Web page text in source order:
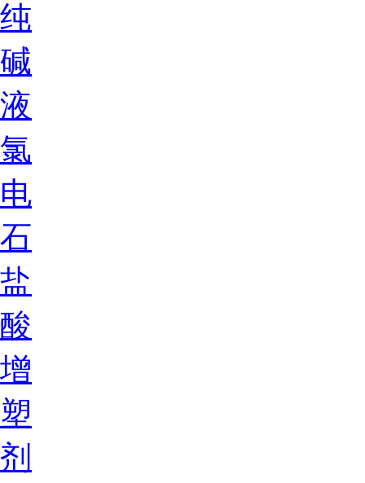
纯
碱
液
氯
电
石
盐
酸
增
塑
剂